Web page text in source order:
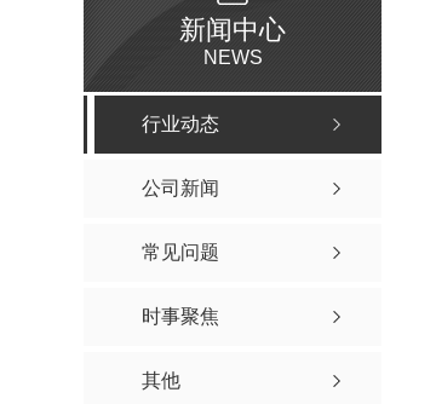
新闻中心
NEWS
行业动态
公司新闻
常见问题
时事聚焦
其他